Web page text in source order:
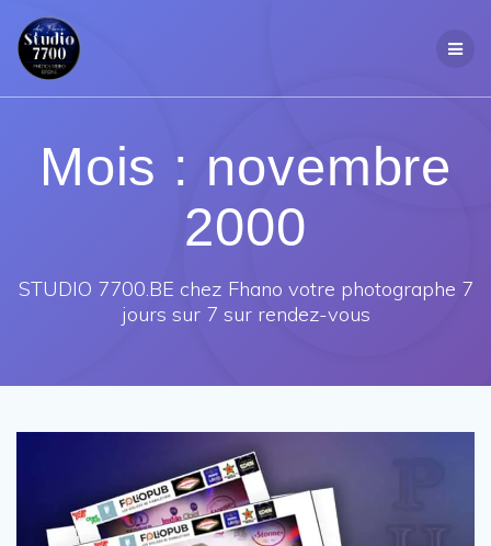
Mois : novembre
2000
STUDIO 7700.BE chez Fhano votre photographe 7
jours sur 7 sur rendez-vous